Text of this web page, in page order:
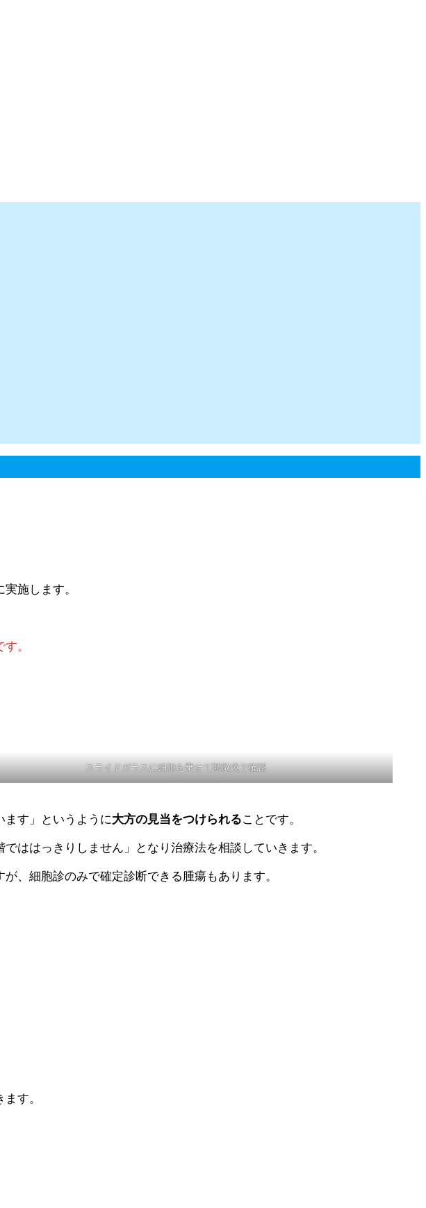
施します。
。
スライドガラスに細胞を乗せて顕微鏡で確認
す」というように大方の見当をつけられることです。
ははっきりしません」となり治療法を相談していきます。
、細胞診のみで確定診断できる腫瘍もあります。
す。